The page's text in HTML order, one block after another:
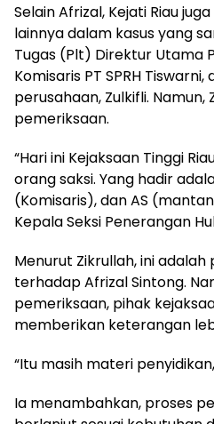
Selain Afrizal, Kejati Riau
lainnya dalam kasus yang
Tugas (Plt) Direktur Utama
Komisaris PT SPRH
perusahaan, Zulkifli.
pemeriksaan.
“Hari ini Kejaksaan Tinggi
orang saksi. Yang hadir
(Komisaris), dan AS
Kepala Seksi Penerangan
Menurut Zikrullah, ini
terhadap Afrizal Sintong.
pemeriksaan, pihak
memberikan keterangan
“Itu masih materi
Ia menambahkan, proses